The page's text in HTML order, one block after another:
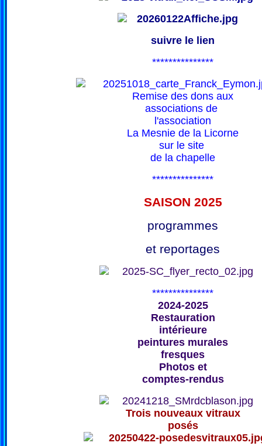
suivre le lien
***************
Remise des dons aux
associations de
l'association
La Mesnie de la Licorne
sur le site
de la chapelle
***************
SAISON 2025
programmes
et reportages
***************
2024-2025
Restauration
intérieure
peintures murales
fresques
Photos et
comptes-rendus
Trois nouveaux vitraux
posés